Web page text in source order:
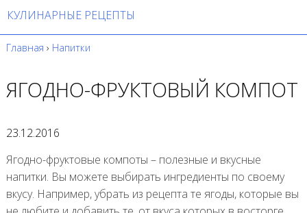
КУЛИНАРНЫЕ РЕЦЕПТЫ
Главная › Напитки
ЯГОДНО-ФРУКТОВЫЙ КОМПОТ
23.12.2016
Ягодно-фруктовые компоты – полезные и вкусные
напитки. Вы можете выбирать ингредиенты по своему
вкусу. Например, убрать из рецепта те ягоды, которые вы